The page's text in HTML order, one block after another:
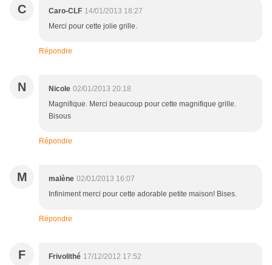
C Caro-CLF 14/01/2013 18:27
Merci pour cette jolie grille.
Répondre
N Nicole 02/01/2013 20:18
Magnifique. Merci beaucoup pour cette magnifique grille.
Bisous
Répondre
M malène 02/01/2013 16:07
Infiniment merci pour cette adorable petite maison! Bises.
Répondre
F Frivolithé 17/12/2012 17:52